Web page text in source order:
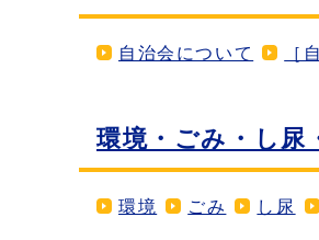
自治会について ［
環境・ごみ・し尿
環境 ごみ し尿